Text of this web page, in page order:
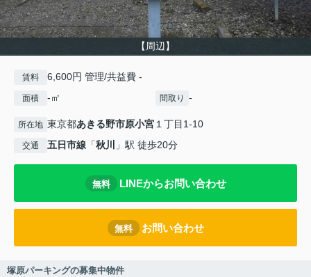
【周辺】
賃料 6,600円 管理/共益費 -
面積 -㎡ 間取り -
所在地 東京都あきる野市原小宮１丁目1-10
交通 五日市線 「秋川 」駅 徒歩20分
無料 LINEからお問い合わせ
無料 お問い合わせ
塚原パーキングの募集中物件